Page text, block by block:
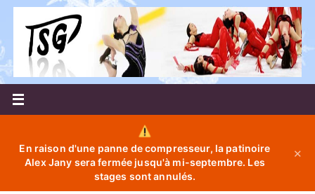
Passer
contenu
En raison d'une panne de compresseur, la patinoire
Alex Jany sera fermée jusqu'à mi-septembre. Les
stages sont annulés.
✕